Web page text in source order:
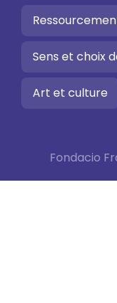
Sens et choix
Art et culture
Fondacio